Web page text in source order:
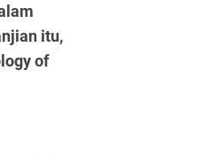
itu,
of